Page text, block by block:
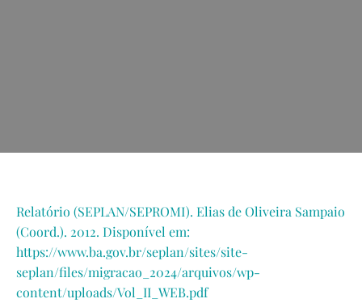
Relatório (SEPLAN/SEPROMI). Elias de Oliveira Sampaio
(Coord.). 2012. Disponível em:
https://www.ba.gov.br/seplan/sites/site-
seplan/files/migracao_2024/arquivos/wp-
content/uploads/Vol_II_WEB.pdf